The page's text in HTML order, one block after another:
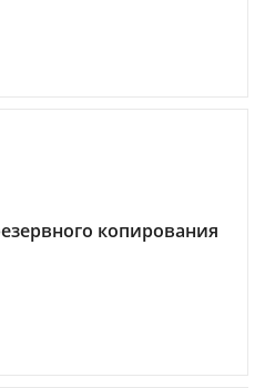
копирования